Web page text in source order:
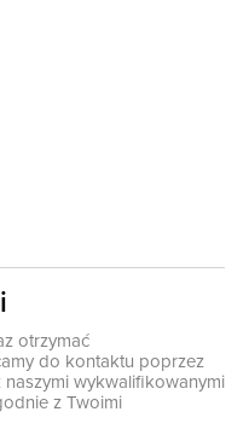
otrzymać
do kontaktu poprzez
wykwalifikowanymi
z Twoimi